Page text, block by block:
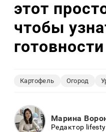
этот
чтобы
Картофель Огород
Марина
Редактор